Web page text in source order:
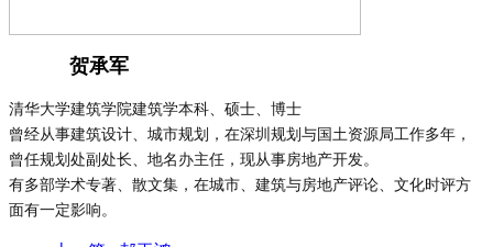
贺承军
清华大学建筑学院建筑学本科、硕士、博士
曾经从事建筑设计、城市规划，在深圳规划与国土资源局工作多年，
曾任规划处副处长、地名办主任，现从事房地产开发。
有多部学术专著、散文集，在城市、建筑与房地产评论、文化时评方
面有一定影响。